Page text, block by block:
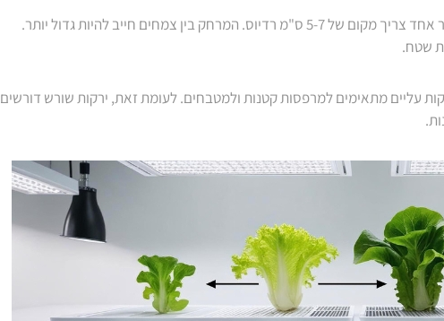
ירקות השורש זקוקים למרחב אישי גדול יותר. צמח גזר אחד צריך מקום של 5-7 ס"מ רדיוס. המרחק בין צמחים חייב להיות גדול יותר.
שטח.
עליים מתאימים למרפסות קטנות ולמטבחים. לעומת זאת, ירקות שורש דורשים